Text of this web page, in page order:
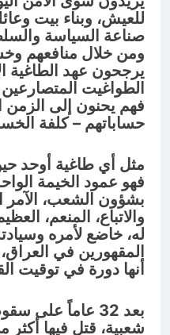
للعيش، وبناء بيت
صناعة السياسة
ومن خلال منافعهم
يرجحون عهد الطاغية
الطواغيت
فهم يحنون إلى
حساباتهم – كلفة
مثل أي طاغية أوحد
فهو عمود الخيمة
بشؤون الشعب، الآمر
والاتباع، المنعم،
له، خاضع لأمره
المقهورين في
أنها دورة في توقيت
بعد 32 عاماً على